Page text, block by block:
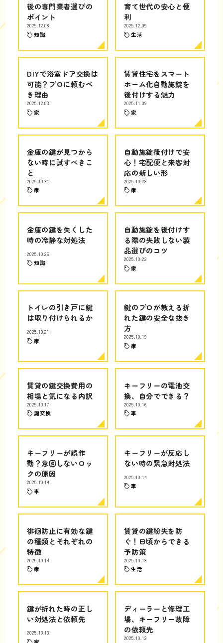
後の専門業者選びの
ポイント
2025.12.08
知識
育て世代の安心と便
利
2025.12.05
生活
DIYで浴室ドア交換は
可能？プロに頼むべ
き理由
2025.12.03
家
賃貸住宅をスマート
ホーム化自動施錠を
後付けする魅力
2025.11.09
家
金庫の鍵が見つから
ない時に試すべきこ
と
2025.10.31
家
自動施錠後付けで安
心！宅配便と来客対
応の新しい形
2025.10.28
家
金庫の鍵を失くした
時の冷静な対処法
2025.10.26
知識
自動施錠を後付けす
る際の失敗しない製
品選びのコツ
2025.10.22
家
トイレの引き戸に鍵
は取り付けられるか
2025.10.21
家
鍵のプロが教える折
れた鍵の安全な抜き
方
2025.10.19
家
賃貸の鍵交換費用の
相場と気になる内訳
2025.10.17
鍵交換
キーフリーの電池交
換、自分でできる？
2025.10.16
車
キーフリーが誤作
動？意図しないロッ
クの原因
2025.10.14
車
キーフリーが反応し
ない時の緊急対処法
2025.10.14
車
徘徊防止に有効な鍵
の種類とそれぞれの
特徴
2025.10.14
家
賃貸の鍵紛失を防
ぐ！日頃からできる
予防策
2025.10.13
生活
鍵が折れた時の正し
い対処法と依頼先
2025.10.13
ディーラーと修理工
場、キーフリー故障
の依頼先
2025.10.12